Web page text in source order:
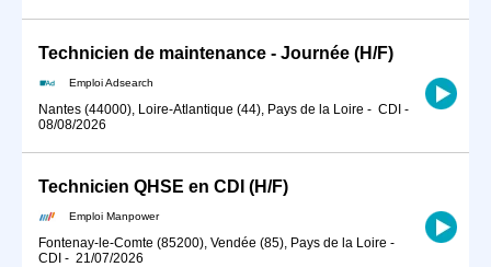
Technicien de maintenance - Journée (H/F)
Emploi Adsearch
Nantes (44000), Loire-Atlantique (44), Pays de la Loire - CDI -
08/08/2026
Technicien QHSE en CDI (H/F)
Emploi Manpower
Fontenay-le-Comte (85200), Vendée (85), Pays de la Loire -
CDI - 21/07/2026